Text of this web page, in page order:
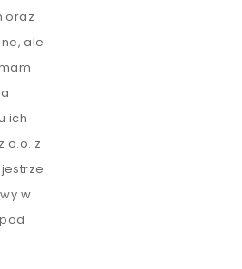
oraz
ale
ich
o.o. z
w